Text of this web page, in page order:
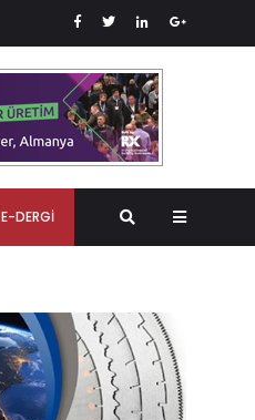
E-DERGİ